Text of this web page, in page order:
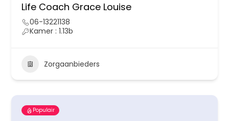
Life Coach Grace Louise
06-13221138
Kamer : 1.13b
Zorgaanbieders
Populair